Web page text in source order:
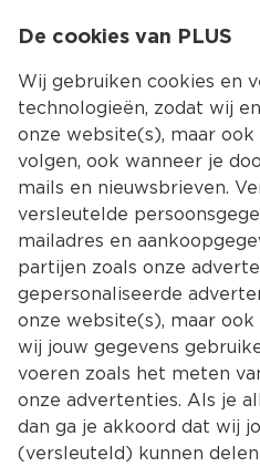
Terug
De cookies van PLUS
Wij gebruiken cookies en
technologieën, zodat wij
onze website(s), maar
volgen, ook wanneer je
mails en nieuwsbrieven.
versleutelde
mailadres en
partijen zoals onze
gepersonaliseerde
onze website(s), maar
wij jouw gegevens
voeren zoals het meten
onze advertenties. Als je
dan ga je akkoord dat wij
(versleuteld) kunnen